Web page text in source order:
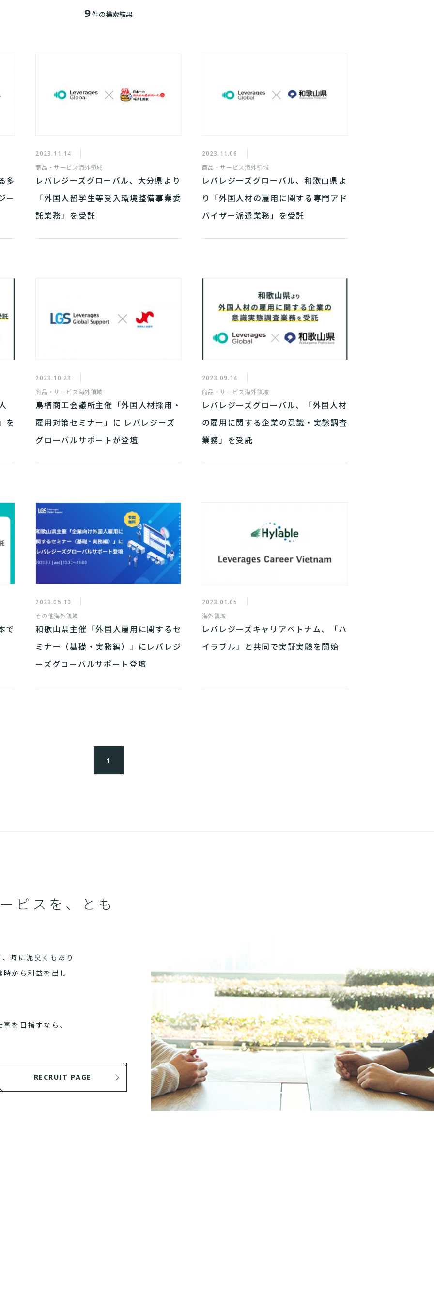
9件の検索結果
多
ー
2023.11.14
商品・サービス海外領域
レバレジーズグローバル、大分県より
「外国人留学生等受入環境整備事業委
託業務」を受託
2023.11.06
商品・サービス海外領域
レバレジーズグローバル、和歌山県よ
り「外国人材の雇用に関する専門アド
バイザー派遣業務」を受託
を
2023.10.23
商品・サービス海外領域
鳥栖商工会議所主催「外国人材採用・
雇用対策セミナー」に レバレジーズ
グローバルサポートが登壇
2023.09.14
商品・サービス海外領域
レバレジーズグローバル、「外国人材
の雇用に関する企業の意識・実態調査
業務」を受託
で
2023.05.10
その他海外領域
和歌山県主催「外国人雇用に関するセ
ミナー（基礎・実務編）」にレバレジ
ーズグローバルサポート登壇
2023.01.05
海外領域
レバレジーズキャリアベトナム、「ハ
イラブル」と共同で実証実験を開始
1
ビスを、とも
時に泥臭くもあり
から利益を出し
を目指すなら、
RECRUIT PAGE